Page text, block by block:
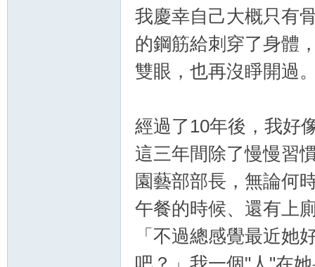
我慶幸自己大概只有
的鋼筋給刺穿了身體
雙眼，也再沒睜開過
經過了10年後，我好
這三年間除了慢慢習
園藝部部長，無論何
午餐的時候、還有上
「不過總感覺最近她